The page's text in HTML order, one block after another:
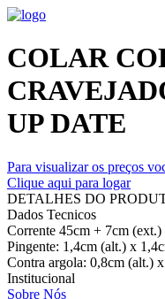
COLAR
UP DATE
Para visualizar os preços
Clique aqui para logar
DETALHES DO
Dados Tecnicos
Corrente 45cm + 7cm (ext.)
Pingente: 1,4cm (alt.) x
Contra argola: 0,8cm (alt.)
Institucional
Sobre Nós